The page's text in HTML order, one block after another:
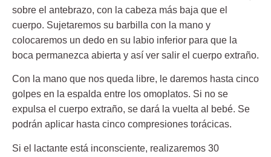
sobre el antebrazo, con la cabeza más baja que el
cuerpo. Sujetaremos su barbilla con la mano y
colocaremos un dedo en su labio inferior para que la
boca permanezca abierta y así ver salir el cuerpo extraño.
Con la mano que nos queda libre, le daremos hasta cinco
golpes en la espalda entre los omoplatos. Si no se
expulsa el cuerpo extraño, se dará la vuelta al bebé. Se
podrán aplicar hasta cinco compresiones torácicas.
Si el lactante está inconsciente, realizaremos 30